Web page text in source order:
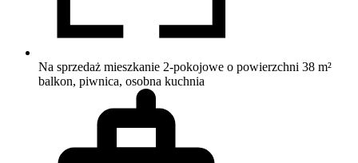
Na sprzedaż mieszkanie 2-pokojowe o powierzchni 38 m²
balkon, piwnica, osobna kuchnia